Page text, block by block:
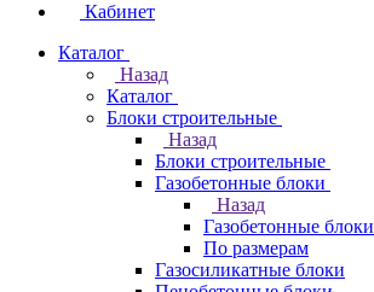
Кабинет
Каталог
Назад
Каталог
Блоки строительные
Назад
Блоки строительные
Газобетонные блоки
Назад
Газобетонные блоки
По размерам
Газосиликатные блоки